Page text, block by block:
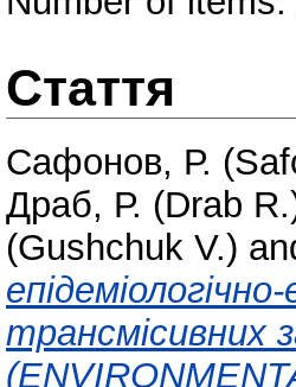
Стаття
Сафонов, Р.
Драб, Р. (Drab
(Gushchuk V.)
трансмісивних